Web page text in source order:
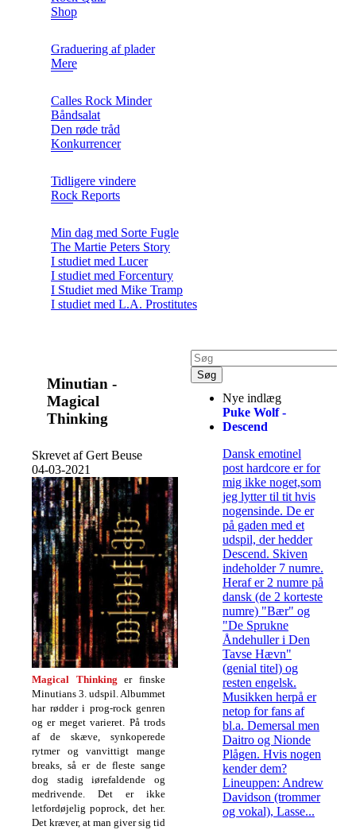
Shop
Graduering af plader
Mere
Calles Rock Minder
Båndsalat
Den røde tråd
Konkurrencer
Tidligere vindere
Rock Reports
Min dag med Sorte Fugle
The Martie Peters Story
I studiet med Lucer
I studiet med Forcentury
I Studiet med Mike Tramp
I studiet med L.A. Prostitutes
Minutian -
Magical
Thinking
Skrevet af Gert Beuse
04-03-2021
Magical Thinking er finske
Minutians 3. udspil. Albummet
har rødder i prog-rock genren
og er meget varieret. På trods
af de skæve, synkoperede
rytmer og vanvittigt mange
breaks, så er de fleste sange
dog stadig iørefaldende og
medrivende. Det er ikke
letfordøjelig poprock, det her.
Det kræver, at man giver sig tid
Nye indlæg
Puke Wolf -
Descend
Dansk emotinel
post hardcore er for
mig ikke noget,som
jeg lytter til tit hvis
nogensinde. De er
på gaden med et
udspil, der hedder
Descend. Skiven
indeholder 7 numre.
Heraf er 2 numre på
dansk (de 2 korteste
numre) "Bær" og
"De Sprukne
Åndehuller i Den
Tavse Hævn"
(genial titel) og
resten engelsk.
Musikken herpå er
netop for fans af
bl.a. Demersal men
Daitro og Nionde
Plågen. Hvis nogen
kender dem?
Lineuppen: Andrew
Davidson (trommer
og vokal), Lasse...